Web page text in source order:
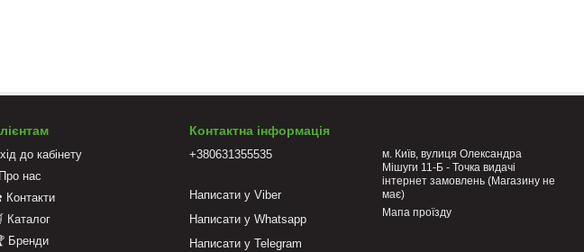
до кабінету
нас
Каталог
Бренди
Контактна інформація
+380631355535
Написати у Viber
Написати у Whatsapp
Написати у Telegram
м. Київ, вулиця Олександра
Мішуги 11-Б - Точка видачі
інтернет замовлень (Магазину не
має)
Мапа проїзду